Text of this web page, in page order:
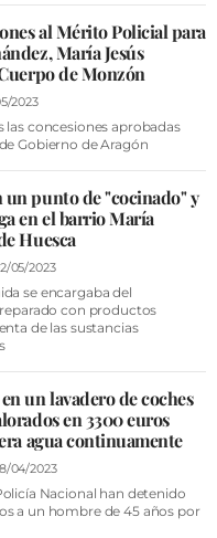
al Mérito Policial para
María Jesús
de Monzón
2023
las concesiones aprobadas
Gobierno de Aragón
un punto de "cocinado" y
en el barrio María
Huesca
05/2023
se encargaba del
con productos
de las sustancias
un lavadero de coches
en 3300 euros
agua continuamente
04/2023
Nacional han detenido
a un hombre de 45 años por